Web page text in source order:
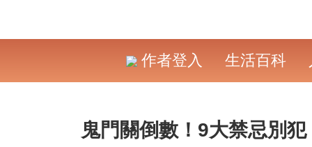
作者登入 生活百科
鬼門關倒數！9大禁忌別